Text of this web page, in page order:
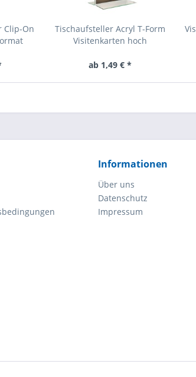
Clip-On
Tischaufsteller Acryl T-Form
Visitenkarten hoch
ab 1,49 € *
Informationen
Über uns
Datenschutz
Impressum